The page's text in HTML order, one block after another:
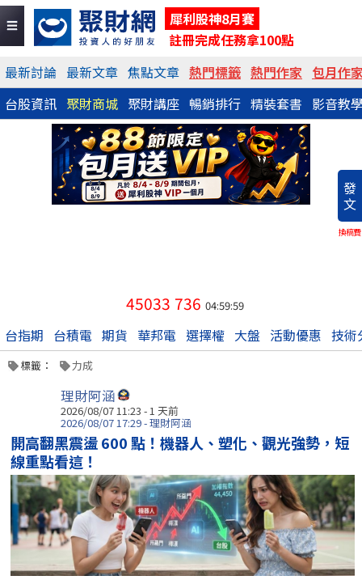
犀利股神8月賽
註冊完成任務拿100點
最新討論 最新文章 焦點文章 熱門標籤 熱門作家 包月作
台股資訊 聚財商城 聚財講座 暢銷排行 精裝套書 影音教
發
文
換稿費
45033 736 04:59:59
台指期 台積電 期貨 華邦電 選擇權 大盤 活動優惠 技術
標籤： 力成
理財阿涵
2026/08/07 11:23 - 1 天前
2026/08/07 17:29 - 理財阿涵
開高翻黑震盪 600 點！機器人、塑化、觀光強勢，短
線重點看這！